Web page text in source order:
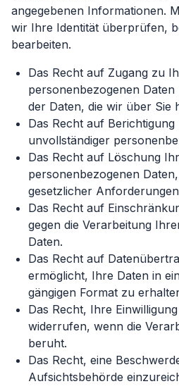
angegebenen Informationen.
wir Ihre Identität überprüfen,
bearbeiten.
Das Recht auf Zugang zu
personenbezogenen
der Daten, die wir über Sie
Das Recht auf
unvollständiger
Das Recht auf Löschung
personenbezogenen
gesetzlicher
Das Recht auf
gegen die Verarbeitung
Daten.
Das Recht auf
ermöglicht, Ihre Daten in
gängigen Format zu
Das Recht, Ihre
widerrufen, wenn die
beruht.
Das Recht, eine
Aufsichtsbehörde